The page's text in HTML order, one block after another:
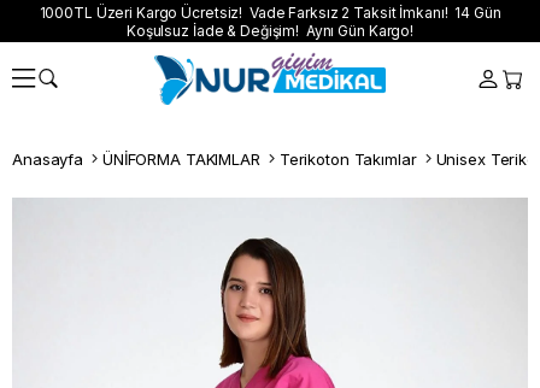
1000TL Üzeri Kargo Ücretsiz! Vade Farksız 2 Taksit İmkanı! 14 Gün
Koşulsuz İade & Değişim! Aynı Gün Kargo!
Anasayfa ÜNİFORMA TAKIMLAR Terikoton Takımlar